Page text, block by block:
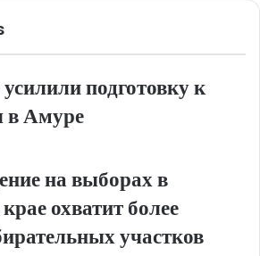
подготовку к
в Амуре
на выборах в
охватит более
участков